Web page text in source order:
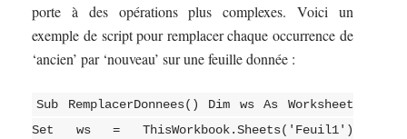
porte à des opérations plus complexes. Voici un
exemple de script pour remplacer chaque occurrence de
‘ancien’ par ‘nouveau’ sur une feuille donnée :
Sub RemplacerDonnees() Dim ws As Worksheet
Set ws = ThisWorkbook.Sheets('Feuil1')